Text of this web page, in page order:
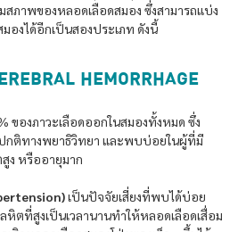
สภาพของหลอดเลือดสมอง ซึ่งสามารถแบ่ง
มองได้อีกเป็นสองประเภท ดังนี้
HEMORRHAGE
ของภาวะเลือดออกในสมองทั้งหมด ซึ่ง
กติทางพยาธิวิทยา และพบบ่อยในผู้ที่มี
ง หรืออายุมาก
เป็นปัจจัยเสี่ยงที่พบได้บ่อย
หิตที่สูงเป็นเวลานานทำให้หลอดเลือดเสื่อม